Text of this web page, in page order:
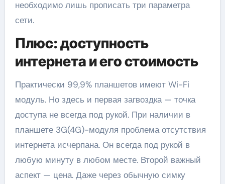
необходимо лишь прописать три параметра
сети.
Плюс: доступность
интернета и его стоимость
Практически 99,9% планшетов имеют Wi-Fi
модуль. Но здесь и первая загвоздка — точка
доступа не всегда под рукой. При наличии в
планшете 3G(4G)-модуля проблема отсутствия
интернета исчерпана. Он всегда под рукой в
любую минуту в любом месте. Второй важный
аспект — цена. Даже через обычную симку